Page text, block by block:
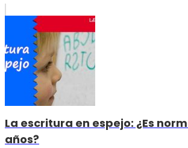
La escritura en espejo: ¿Es
años?